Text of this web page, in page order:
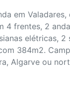
em
4 frentes, 2
elétricas,
384m2.
Algarve ou